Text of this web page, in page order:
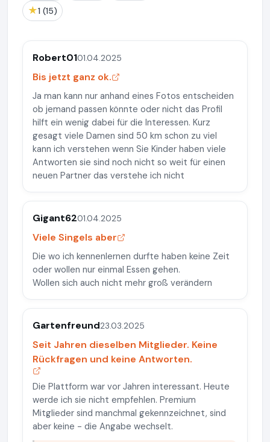
★ 1 (15)
Robert0101.04.2025
Bis jetzt ganz ok.
Ja man kann nur anhand eines Fotos entscheiden
ob jemand passen könnte oder nicht das Profil
hilft ein wenig dabei für die Interessen. Kurz
gesagt viele Damen sind 50 km schon zu viel
kann ich verstehen wenn Sie Kinder haben viele
Antworten sie sind noch nicht so weit für einen
neuen Partner das verstehe ich nicht
Gigant6201.04.2025
Viele Singels aber
Die wo ich kennenlernen durfte haben keine Zeit
oder wollen nur einmal Essen gehen.
Wollen sich auch nicht mehr groß verändern
Gartenfreund23.03.2025
Seit Jahren dieselben Mitglieder. Keine
Rückfragen und keine Antworten.
Die Plattform war vor Jahren interessant. Heute
werde ich sie nicht empfehlen. Premium
Mitglieder sind manchmal gekennzeichnet, sind
aber keine - die Angabe wechselt.